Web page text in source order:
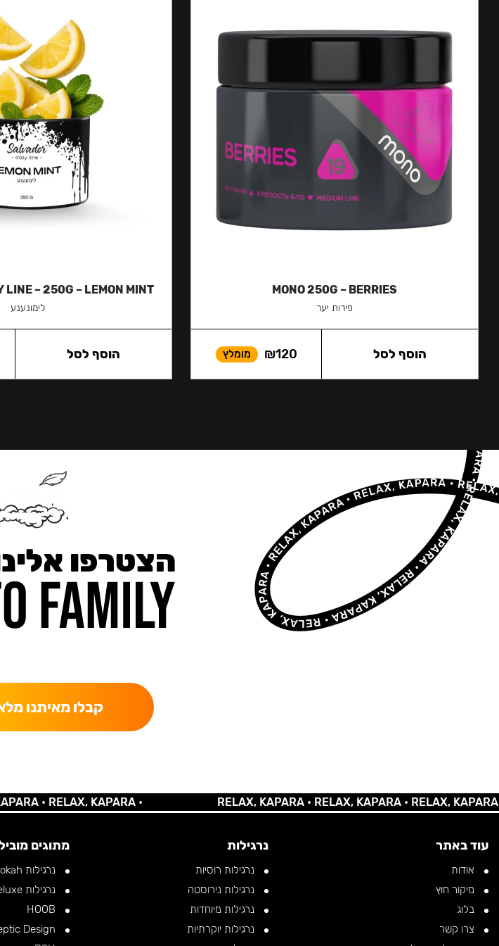
MONO 250G – BERRIES
פירות יער
₪120 מומלץ הוסף לסל
LINE – 250G – LEMON MINT
לימונענע
הוסף לסל
הצטרפו
קבלו מאיתנו
•RELAX, KAPARA • RELAX, KAPARA •RELAX, KAPARA •RELAX, KAPARA •
עוד באתר
אודות
מיקור חוץ
בלוג
צרו קשר
נרגילות
נרגילות רוסיות
נרגילות נירוסטה
נרגילות מיוחדות
נרגילות יוקרתיות
מתוגים
נרגילות Alpha Hookah
נרגילות Amy Deluxe